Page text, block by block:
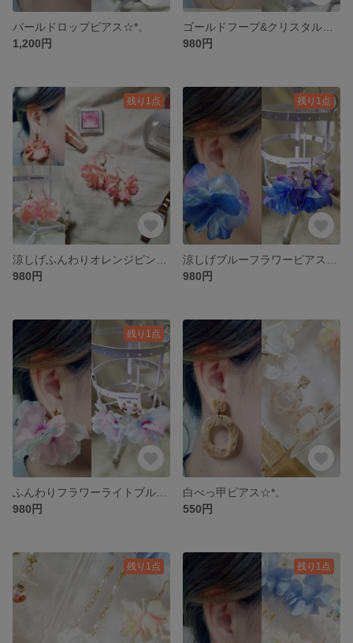
パールドロップピアス☆*。
1,200円
980円
残り1点
980円
残り1点
980円
残り1点
980円
白べっ甲ピアス☆*。
550円
残り1点 残り1点